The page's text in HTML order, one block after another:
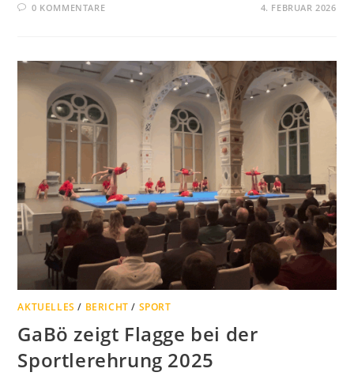
0 KOMMENTARE 4. FEBRUAR 2026
AKTUELLES / BERICHT / SPORT
GaBö zeigt Flagge bei der
Sportlerehrung 2025